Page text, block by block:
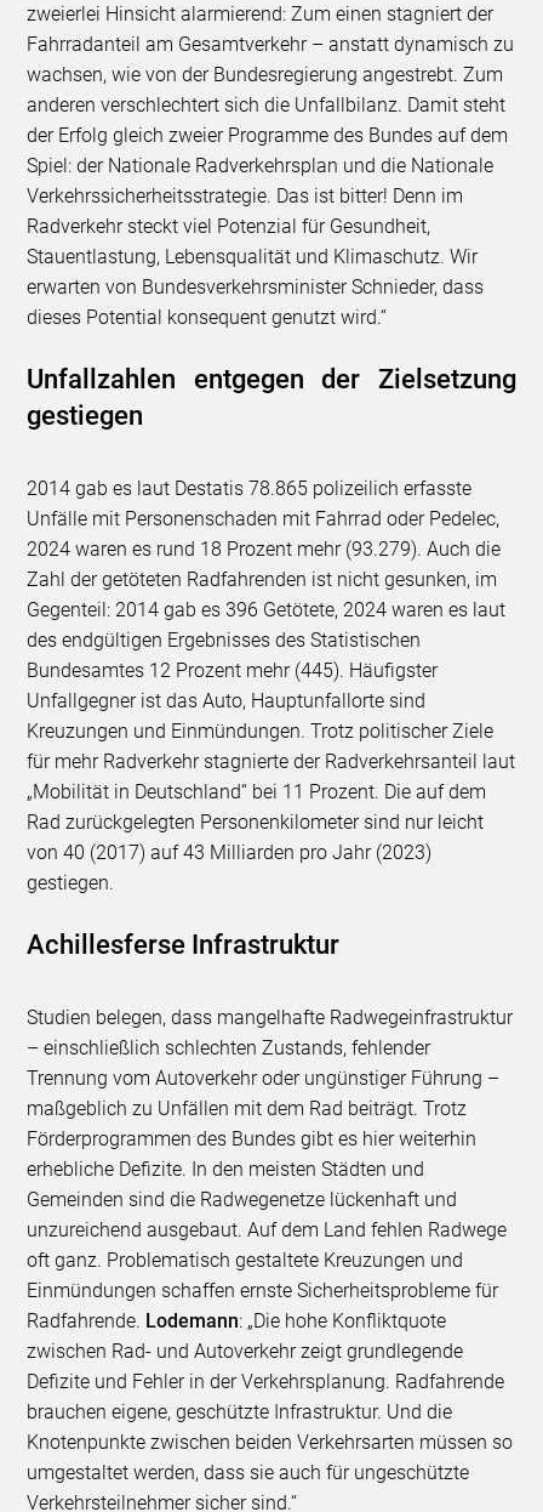
zweierlei Hinsicht alarmierend: Zum einen stagniert der
Fahrradanteil am Gesamtverkehr – anstatt dynamisch zu
wachsen, wie von der Bundesregierung angestrebt. Zum
anderen verschlechtert sich die Unfallbilanz. Damit steht
der Erfolg gleich zweier Programme des Bundes auf dem
Spiel: der Nationale Radverkehrsplan und die Nationale
Verkehrssicherheitsstrategie. Das ist bitter! Denn im
Radverkehr steckt viel Potenzial für Gesundheit,
Stauentlastung, Lebensqualität und Klimaschutz. Wir
erwarten von Bundesverkehrsminister Schnieder, dass
dieses Potential konsequent genutzt wird.“
Unfallzahlen entgegen der Zielsetzung
gestiegen
2014 gab es laut Destatis 78.865 polizeilich erfasste
Unfälle mit Personenschaden mit Fahrrad oder Pedelec,
2024 waren es rund 18 Prozent mehr (93.279). Auch die
Zahl der getöteten Radfahrenden ist nicht gesunken, im
Gegenteil: 2014 gab es 396 Getötete, 2024 waren es laut
des endgültigen Ergebnisses des Statistischen
Bundesamtes 12 Prozent mehr (445). Häufigster
Unfallgegner ist das Auto, Hauptunfallorte sind
Kreuzungen und Einmündungen. Trotz politischer Ziele
für mehr Radverkehr stagnierte der Radverkehrsanteil laut
„Mobilität in Deutschland“ bei 11 Prozent. Die auf dem
Rad zurückgelegten Personenkilometer sind nur leicht
von 40 (2017) auf 43 Milliarden pro Jahr (2023)
gestiegen.
Achillesferse Infrastruktur
Studien belegen, dass mangelhafte Radwegeinfrastruktur
– einschließlich schlechten Zustands, fehlender
Trennung vom Autoverkehr oder ungünstiger Führung –
maßgeblich zu Unfällen mit dem Rad beiträgt. Trotz
Förderprogrammen des Bundes gibt es hier weiterhin
erhebliche Defizite. In den meisten Städten und
Gemeinden sind die Radwegenetze lückenhaft und
unzureichend ausgebaut. Auf dem Land fehlen Radwege
oft ganz. Problematisch gestaltete Kreuzungen und
Einmündungen schaffen ernste Sicherheitsprobleme für
Radfahrende. Lodemann: „Die hohe Konfliktquote
zwischen Rad- und Autoverkehr zeigt grundlegende
Defizite und Fehler in der Verkehrsplanung. Radfahrende
brauchen eigene, geschützte Infrastruktur. Und die
Knotenpunkte zwischen beiden Verkehrsarten müssen so
umgestaltet werden, dass sie auch für ungeschützte
Verkehrsteilnehmer sicher sind.“